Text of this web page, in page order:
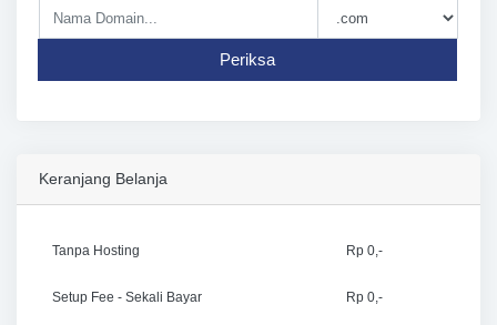
Periksa
Keranjang Belanja
Tanpa Hosting Rp 0,-
Setup Fee - Sekali Bayar Rp 0,-